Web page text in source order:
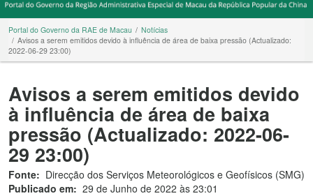
Portal do Governo da RAE de Macau
Notícias
Avisos a serem emitidos devido à influência de área de baixa pressão (Actualizado:
2022-06-29 23:00)
Avisos a serem emitidos devido
à influência de área de baixa
pressão (Actualizado: 2022-06-
29 23:00)
Fonte: Direcção dos Serviços Meteorológicos e Geofísicos (SMG)
Publicado em: 29 de Junho de 2022 às 23:01